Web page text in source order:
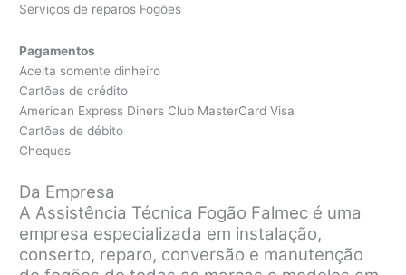
Serviços de reparos Fogões
Pagamentos
Aceita somente dinheiro
Cartões de crédito
American Express Diners Club MasterCard Visa
Cartões de débito
Cheques
Da Empresa
A Assistência Técnica Fogão Falmec é uma
empresa especializada em instalação,
conserto, reparo, conversão e manutenção